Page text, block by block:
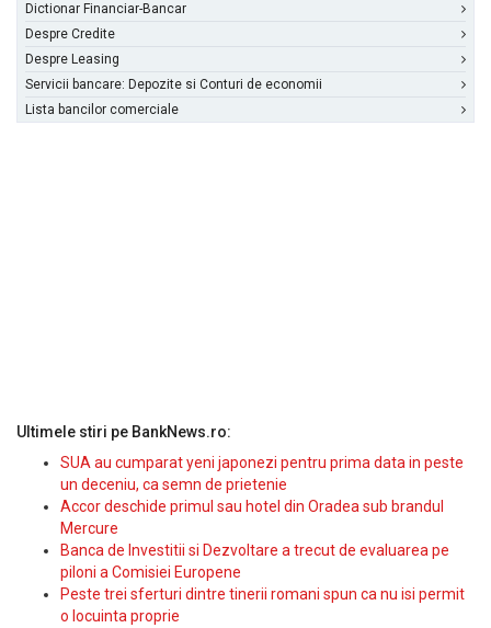
Dictionar Financiar-Bancar
Despre Credite
Despre Leasing
Servicii bancare: Depozite si Conturi de economii
Lista bancilor comerciale
Ultimele stiri pe BankNews.ro:
SUA au cumparat yeni japonezi pentru prima data in peste
un deceniu, ca semn de prietenie
Accor deschide primul sau hotel din Oradea sub brandul
Mercure
Banca de Investitii si Dezvoltare a trecut de evaluarea pe
piloni a Comisiei Europene
Peste trei sferturi dintre tinerii romani spun ca nu isi permit
o locuinta proprie